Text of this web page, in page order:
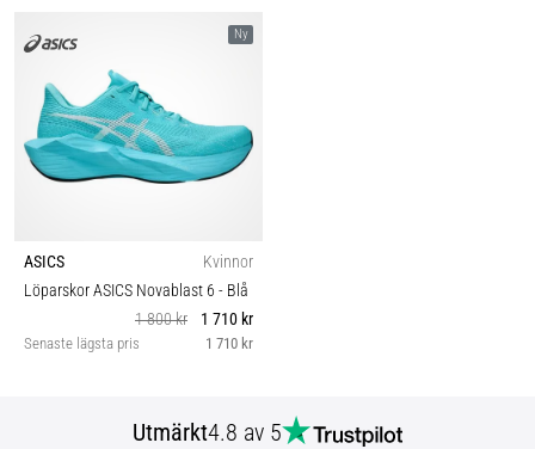
Ny
ASICS
Kvinnor
Löparskor ASICS Novablast 6 - Blå
1 800 kr
1 710 kr
Senaste lägsta pris 1 710 kr
Utmärkt4.8 av 5